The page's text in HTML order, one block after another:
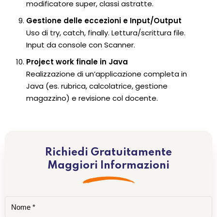
modificatore super, classi astratte.
Gestione delle eccezioni e Input/Output
Uso di try, catch, finally. Lettura/scrittura file.
Input da console con Scanner.
Project work finale in Java
Realizzazione di un’applicazione completa in
Java (es. rubrica, calcolatrice, gestione
magazzino) e revisione col docente.
Richiedi Gratuitamente
Maggiori Informazioni
Nome